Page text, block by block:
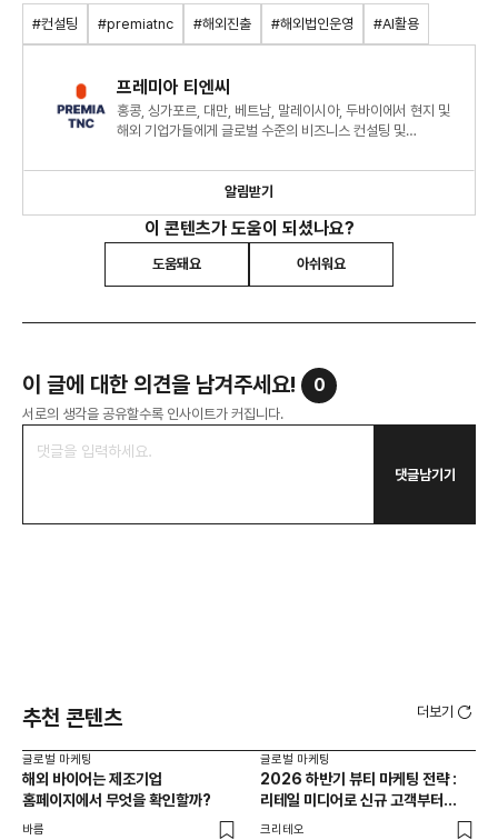
#컨설팅 #premiatnc #해외진출 #해외법인운영 #AI활용
프레미아 티엔씨
홍콩, 싱가포르, 대만, 베트남, 말레이시아, 두바이에서 현지 및
해외 기업가들에게 글로벌 수준의 비즈니스 컨설팅 및
알림받기
이 콘텐츠가 도움이 되셨나요?
도움돼요 아쉬워요
이 글에 대한 의견을 남겨주세요! 0
서로의 생각을 공유할수록 인사이트가 커집니다.
댓글남기기
추천 콘텐츠 더보기
글로벌 마케팅
해외 바이어는 제조기업
홈페이지에서 무엇을 확인할까?
바름
글로벌 마케팅
2026 하반기 뷰티 마케팅 전략 :
리테일 미디어로 신규 고객부터
재구매까지
크리테오